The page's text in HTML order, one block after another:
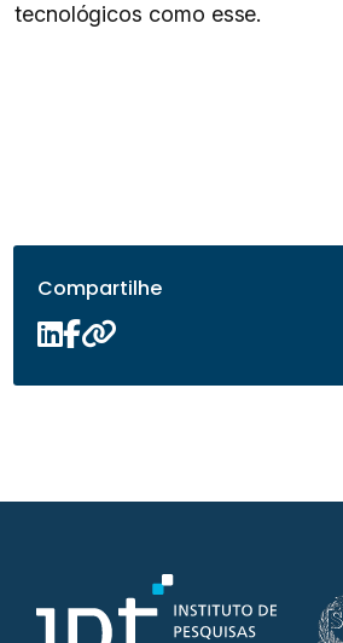
tecnológicos como esse.
Compartilhe